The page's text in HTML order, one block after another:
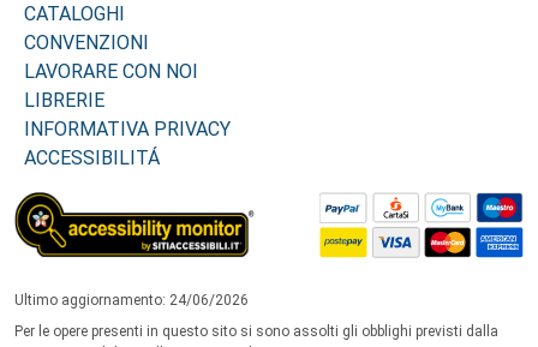
CATALOGHI
CONVENZIONI
LAVORARE CON NOI
LIBRERIE
INFORMATIVA PRIVACY
ACCESSIBILITÁ
Ultimo aggiornamento: 24/06/2026
Per le opere presenti in questo sito si sono assolti gli obblighi previsti dalla